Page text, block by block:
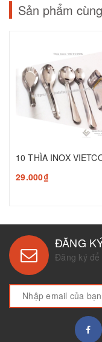
Sản phẩm
29.000₫
ĐĂNG
Đăng ký để